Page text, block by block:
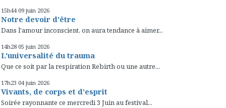
15h44 09 juin 2026
Notre devoir d'être
Dans l'amour inconscient, on aura tendance à aimer...
14h28 05 juin 2026
L'universalité du trauma
Que ce soit par la respiration Rebirth ou une autre...
17h23 04 juin 2026
Vivants, de corps et d'esprit
Soirée rayonnante ce mercredi 3 Juin au festival...